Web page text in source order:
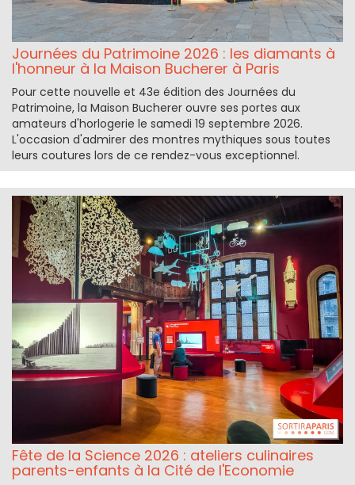
Journées du Patrimoine 2026 : les diamants à
l'honneur à la Maison Bucherer à Paris
Pour cette nouvelle et 43e édition des Journées du
Patrimoine, la Maison Bucherer ouvre ses portes aux
amateurs d'horlogerie le samedi 19 septembre 2026.
L'occasion d'admirer des montres mythiques sous toutes
leurs coutures lors de ce rendez-vous exceptionnel.
Fête de la Science 2026 : ateliers culinaires
parents-enfants à la Cité de l'Economie